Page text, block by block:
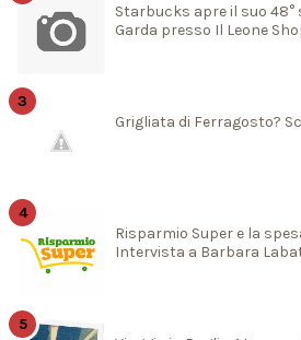
Starbucks apre il suo 48°
Garda presso Il Leone
Grigliata di Ferragosto?
Risparmio Super e la
Intervista a Barbara